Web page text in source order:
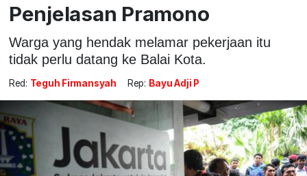
Penjelasan Pramono
Warga yang hendak melamar pekerjaan itu
tidak perlu datang ke Balai Kota.
Red: Teguh Firmansyah Rep: Bayu Adji P